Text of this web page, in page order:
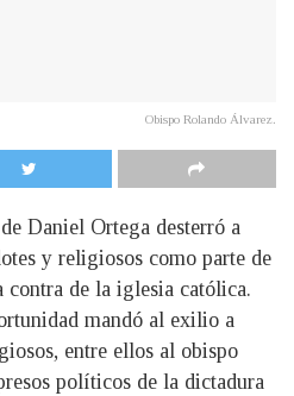
Obispo Rolando Álvarez.
Daniel Ortega desterró a
y religiosos como parte de
contra de la iglesia católica.
mandó al exilio a
entre ellos al obispo
políticos de la dictadura